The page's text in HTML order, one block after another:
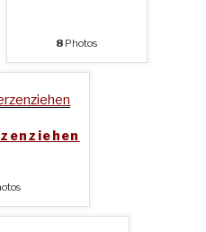
8 Photos